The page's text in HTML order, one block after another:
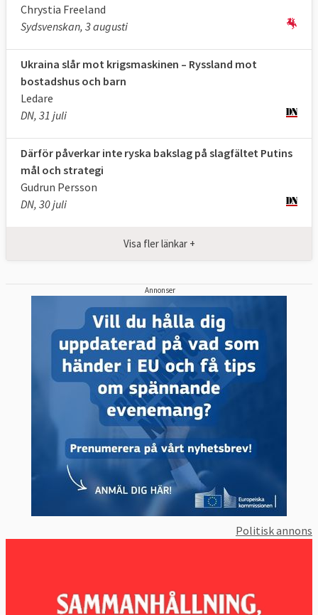
Domstolen fann inte några bevis på att
Ukraina gjort sig skyldig till folkmord som
Ryssland angav som skäl till invasionen.
"Fullständig seger", twittrade Ukrainas
president Volodymyr Zelenskyj efter
beslutet,
Chrystia Freeland
Sydsvenskan, 3 augusti
Ukraina slår mot krigsmaskinen – Ryssland mot
bostadshus och barn
Ledare
DN, 31 juli
Därför påverkar inte ryska bakslag på slagfältet Putins
mål och strategi
Gudrun Persson
DN, 30 juli
Visa fler länkar +
Annonser
Politisk annons